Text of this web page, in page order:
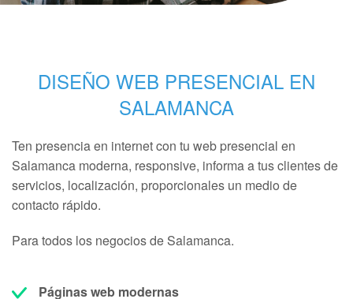
DISEÑO WEB PRESENCIAL EN
SALAMANCA
Ten presencia en internet con tu web presencial en
Salamanca moderna, responsive, informa a tus clientes de
servicios, localización, proporcionales un medio de
contacto rápido.
Para todos los negocios de Salamanca.
Páginas web modernas